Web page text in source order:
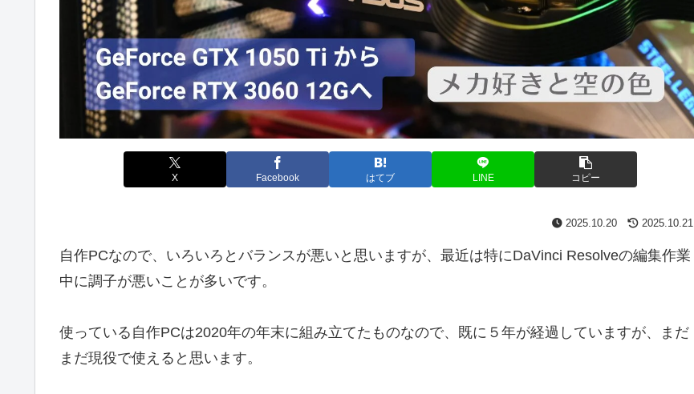
X Facebook はてブ LINE コピー
2025.10.20 2025.10.21
自作PCなので、いろいろとバランスが悪いと思いますが、最近は特にDaVinci Resolveの編集作業
中に調子が悪いことが多いです。
使っている自作PCは2020年の年末に組み立てたものなので、既に５年が経過していますが、まだ
まだ現役で使えると思います。